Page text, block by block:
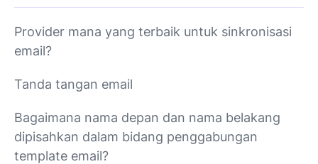
Provider mana yang terbaik untuk sinkronisasi
email?
Tanda tangan email
Bagaimana nama depan dan nama belakang
dipisahkan dalam bidang penggabungan
template email?